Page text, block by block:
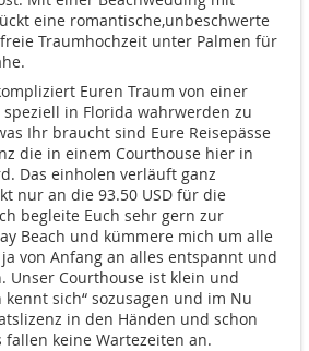
eine romantische,unbeschwerte
Traumhochzeit unter Palmen für
Euren Traum von einer
speziell in Florida wahrwerden zu
Ihr braucht sind Eure Reisepässe
die in einem Courthouse hier in
Das einholen verläuft ganz
nur an die 93.50 USD für die
begleite Euch sehr gern zur
Beach und kümmere mich um alle
von Anfang an alles entspannt und
Unser Courthouse ist klein und
sich“ sozusagen und im Nu
in den Händen und schon
fallen keine Wartezeiten an.